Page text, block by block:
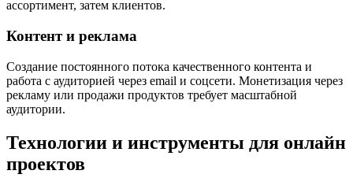
ассортимент, затем клиентов.
Контент и реклама
Создание постоянного потока качественного контента и
работа с аудиторией через email и соцсети. Монетизация через
рекламу или продажи продуктов требует масштабной
аудитории.
Технологии и инструменты для онлайн
проектов